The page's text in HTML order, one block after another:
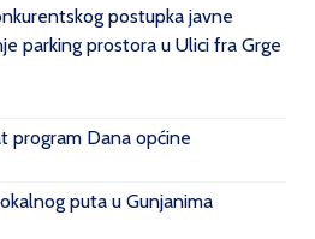
postupka javne
parking prostora u Ulici fra Grge
program Dana općine
puta u Gunjanima